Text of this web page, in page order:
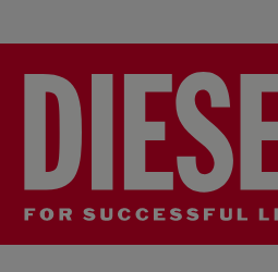
Double-D Bag